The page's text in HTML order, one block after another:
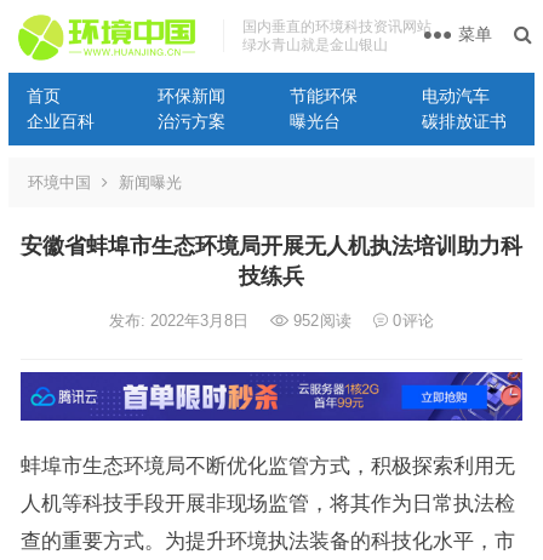
国内垂直的环境科技资讯网站
绿水青山就是金山银山
首页 环保新闻 节能环保
电动汽车
企业百科
治污方案 曝光台 碳排放证书
菜单
环境中国 新闻曝光
安徽省蚌埠市生态环境局开展无人机执法培训助力科
技练兵
发布: 2022年3月8日 952阅读 0评论
蚌埠市生态环境局不断优化监管方式，积极探索利用无
人机等科技手段开展非现场监管，将其作为日常执法检
查的重要方式。为提升环境执法装备的科技化水平，市